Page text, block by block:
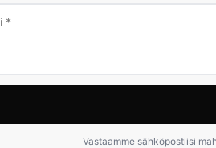
Vastaamme sähköpostiisi